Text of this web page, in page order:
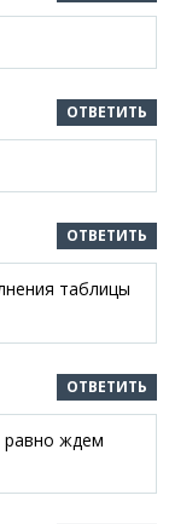
ОТВЕТИТЬ
ОТВЕТИТЬ
таблицы
ОТВЕТИТЬ
равно ждем